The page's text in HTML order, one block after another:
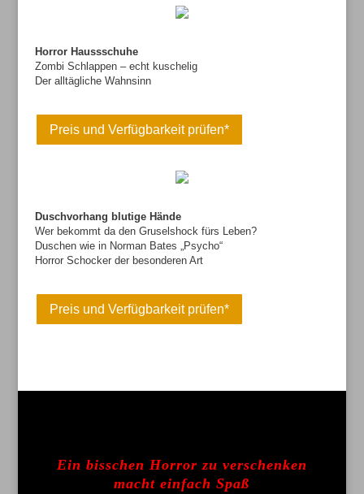
Horror Haussschuhe
Zombi Schlappen – echt kuschelig
Der alltägliche Wahnsinn
Preis und Verfügbarkeit prüfen*
Duschvorhang blutige Hände
Wer bekommt da den Gruselshock fürs Leben?
Duschen wie in Norman Bates „Psycho“
Horror Schocker der besonderen Art
Preis und Verfügbarkeit prüfen*
Ein bisschen Horror zu verschenken
macht einfach Spaß